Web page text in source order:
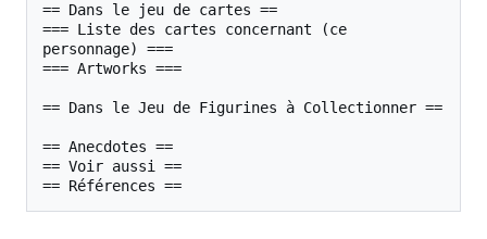
== Dans le jeu de cartes ==
=== Liste des cartes concernant (ce
personnage) ===
=== Artworks ===
== Dans le Jeu de Figurines à Collectionner ==
== Anecdotes ==
== Voir aussi ==
== Références ==